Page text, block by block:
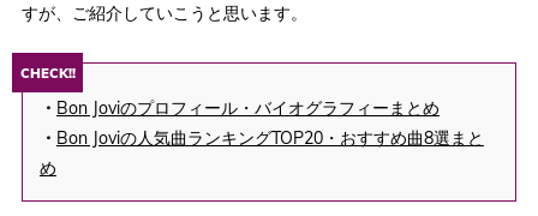
すが、ご紹介していこうと思います。
CHECK!!
・ Bon Joviのプロフィール・バイオグラフィーまとめ
・ Bon Joviの人気曲ランキングTOP20・おすすめ曲8選まと
め